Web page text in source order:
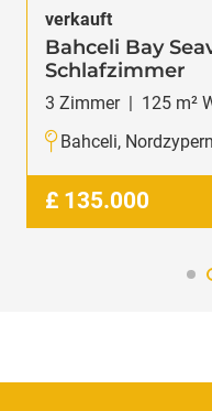
verkauft
Bahceli Bay
Schlafzimmer
3 Zimmer 125 m²
Bahceli, Nordzypern
£ 135.000